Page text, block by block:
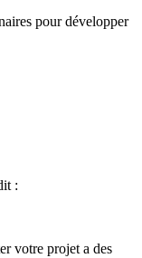
pour développer
:
votre projet a des